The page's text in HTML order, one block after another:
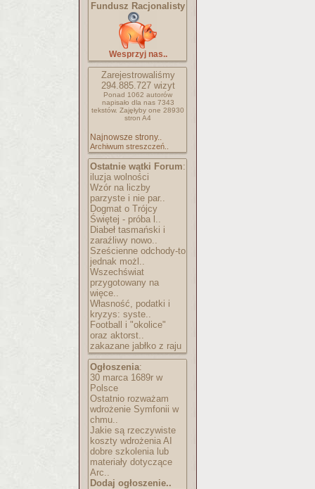
Fundusz Racjonalisty
Wesprzyj nas..
Zarejestrowaliśmy
294.885.727wizyt
Ponad 1062 autorów
napisało dla nas 7343
tekstów. Zajęłyby one 28930
stron A4
Najnowsze strony..
Archiwum streszczeń..
Ostatnie wątki Forum:
iluzja wolności
Wzór na liczby
parzyste i nie par..
Dogmat o Trójcy
Świętej - próba l..
Diabeł tasmański i
zaraźliwy nowo..
Sześcienne odchody-to
jednak możl..
Wszechświat
przygotowany na
więce..
Własność, podatki i
kryzys: syste..
Football i "okolice"
oraz aktorst..
zakazane jabłko z raju
Ogłoszenia:
30 marca 1689r w
Polsce
Ostatnio rozważam
wdrożenie Symfonii w
chmu..
Jakie są rzeczywiste
koszty wdrożenia AI
dobre szkolenia lub
materiały dotyczące
Arc..
Dodaj ogłoszenie..